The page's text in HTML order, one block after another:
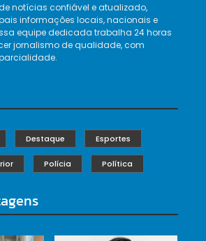
notícias confiável e atualizado,
informações locais, nacionais e
equipe dedicada trabalha 24 horas
jornalismo de qualidade, com
Destaque Esportes
Polícia Política